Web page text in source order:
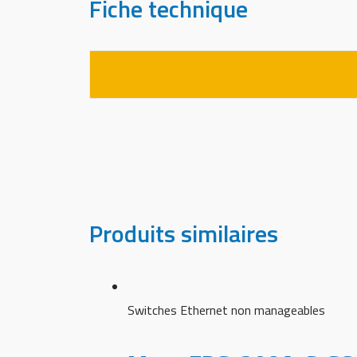
Fiche technique
Produits similaires
Switches Ethernet non manageables